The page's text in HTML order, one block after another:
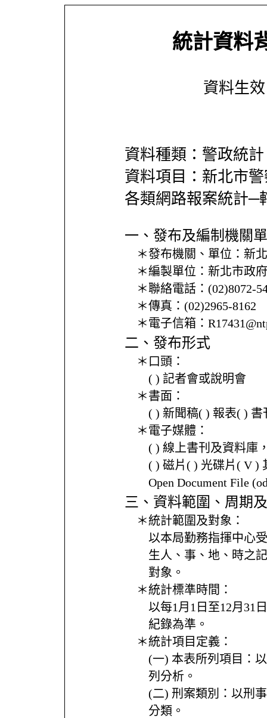
統計資料
資料生
資料種類：警政統計
資料項目：新北市
各類網路報案統計─
一、發布及編制機關
＊發布機關、單位： 新
＊編製單位： 新北市政
＊聯絡電話： (02)8072-
＊傳真： (02)2965-8162
＊電子信箱：
二、發布形式
＊口頭：
( ) 記者會或說明會
＊書面：
( ) 新聞稿( ) 報表( ) 書
＊電子媒體：
( ) 線上書刊及資料庫
( ) 磁片( ) 光碟片( V )
Open Document File
三、資料範圍、周期
＊統計範圍及對象：
以本局勤務指揮中心
生人、事、地、時之
對象。
＊統計標準時間：
以每1月1日至12月31
紀錄為準。
＊統計項目定義：
(一) 本表所列項目：
列分析。
(二) 刑案類別：以刑
分類。